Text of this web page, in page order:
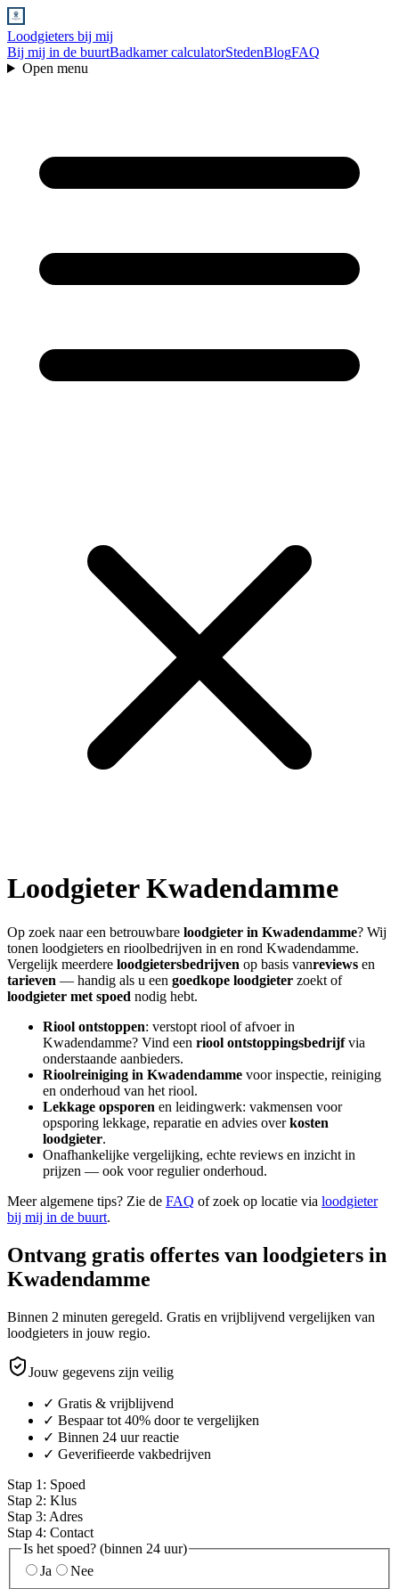
Loodgieters bij mij
Bij mij in de buurtBadkamer calculatorStedenBlogFAQ
Open menu
LoodgieterKwadendamme
Op zoek naar een betrouwbare loodgieter in Kwadendamme? Wij
tonen loodgieters en rioolbedrijven in en rond Kwadendamme.
Vergelijk meerdere loodgietersbedrijven op basis vanreviews en
tarieven — handig als u een goedkope loodgieter zoekt of
loodgieter met spoed nodig hebt.
Riool ontstoppen: verstopt riool of afvoer in
Kwadendamme? Vind een riool ontstoppingsbedrijfvia
onderstaande aanbieders.
Rioolreiniging in Kwadendamme voor inspectie, reiniging
en onderhoud van het riool.
Lekkage opsporen en leidingwerk: vakmensen voor
opsporing lekkage, reparatie en advies overkosten
loodgieter.
Onafhankelijke vergelijking, echte reviews en inzicht in
prijzen — ook voor regulier onderhoud.
Meer algemene tips? Zie de FAQ of zoek op locatie via loodgieter
bij mij in de buurt.
Ontvang gratis offertes van loodgieters in
Kwadendamme
Binnen 2 minuten geregeld. Gratis en vrijblijvend vergelijken van
loodgieters in jouw regio.
Jouw gegevens zijn veilig
✓ Gratis & vrijblijvend
✓ Bespaar tot 40% door te vergelijken
✓ Binnen 24 uur reactie
✓ Geverifieerde vakbedrijven
Stap 1 : Spoed
Stap 2: Klus
Stap 3: Adres
Stap 4: Contact
Is het spoed? (binnen 24 uur)
Ja
Nee